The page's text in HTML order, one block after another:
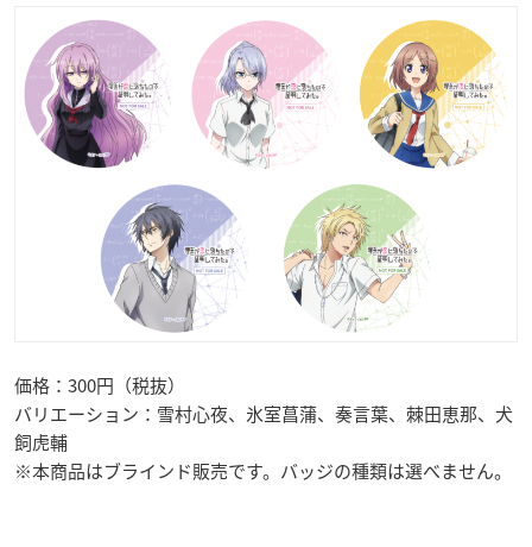
価格：300円（税抜）
バリエーション：雪村心夜、氷室菖蒲、奏言葉、棘田恵那、犬
飼虎輔
※本商品はブラインド販売です。バッジの種類は選べません。